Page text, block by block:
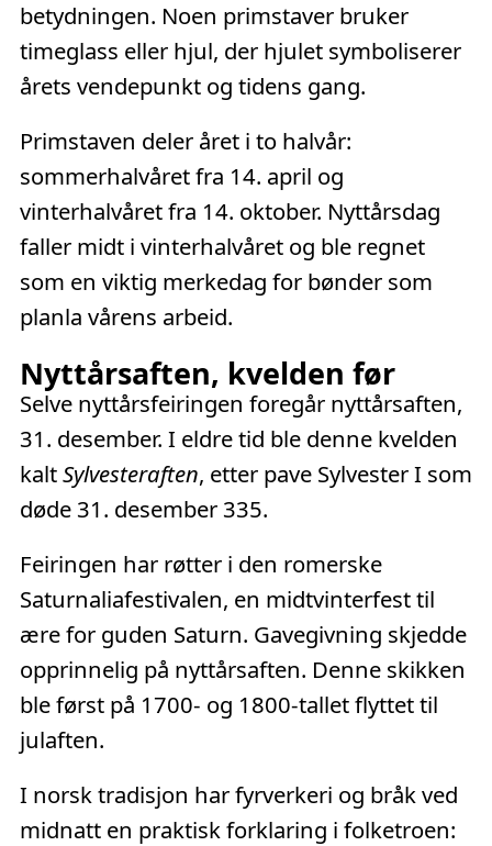
betydningen. Noen primstaver bruker
timeglass eller hjul, der hjulet symboliserer
årets vendepunkt og tidens gang.
Primstaven deler året i to halvår:
sommerhalvåret fra 14. april og
vinterhalvåret fra 14. oktober. Nyttårsdag
faller midt i vinterhalvåret og ble regnet
som en viktig merkedag for bønder som
planla vårens arbeid.
Nyttårsaften, kvelden før
Selve nyttårsfeiringen foregår nyttårsaften,
31. desember. I eldre tid ble denne kvelden
kaltSylvesteraften, etter pave Sylvester I som
døde 31. desember 335.
Feiringen har røtter i den romerske
Saturnaliafestivalen, en midtvinterfest til
ære for guden Saturn. Gavegivning skjedde
opprinnelig på nyttårsaften. Denne skikken
ble først på 1700- og 1800-tallet flyttet til
julaften.
I norsk tradisjon har fyrverkeri og bråk ved
midnatt en praktisk forklaring i folketroen: